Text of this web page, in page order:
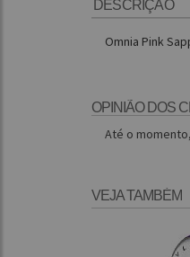
DESCRIÇÃO
Omnia Pink
OPINIÃO DOS
Até o
VEJA TAMBÉM